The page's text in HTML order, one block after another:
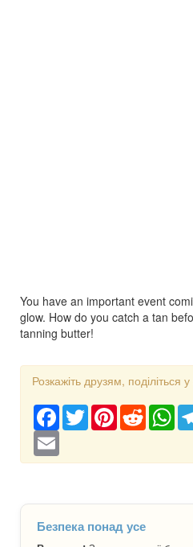
You have an important event
glow. How do you catch a tan
tanning butter!
Розкажіть друзям, поділіться
Facebook
TwitterPinterestReddit
Безпека понад усе